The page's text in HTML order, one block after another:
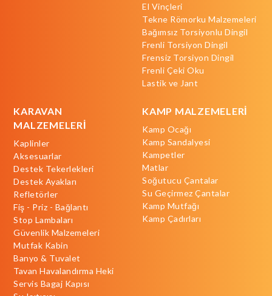
El Vinçleri
Tekne Römorku Malzemeleri
Bağımsız Torsiyonlu Dingil
Frenli Torsiyon Dingil
Frensiz Torsiyon Dingil
Frenli Çeki Oku
Lastik ve Jant
KARAVAN
MALZEMELERİ
Kaplinler
Aksesuarlar
Destek Tekerlekleri
Destek Ayakları
Refletörler
Fiş - Priz - Bağlantı
Stop Lambaları
Güvenlik Malzemeleri
Mutfak Kabin
Banyo & Tuvalet
Tavan Havalandırma Heki
Servis Bagaj Kapısı
KAMP MALZEMELERİ
Kamp Ocağı
Kamp Sandalyesi
Kampetler
Matlar
Soğutucu Çantalar
Su Geçirmez Çantalar
Kamp Mutfağı
Kamp Çadırları